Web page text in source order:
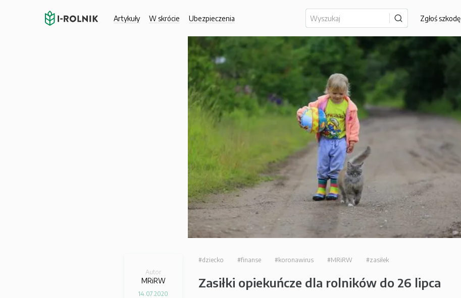
Artykuły W skrócie Ubezpieczenia Zgłoś szkodę
Autor
MRiRW
14.07.2020
#dziecko #finanse #koronawirus #MRiRW #zasiłek
Zasiłki opiekuńcze dla rolników do 26 lipca